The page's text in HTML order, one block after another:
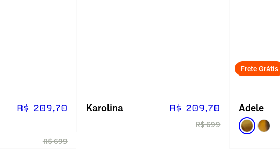
R$ 209,70
R$ 699
Karolina R$ 209,70
R$ 699
Frete Grátis
Adele